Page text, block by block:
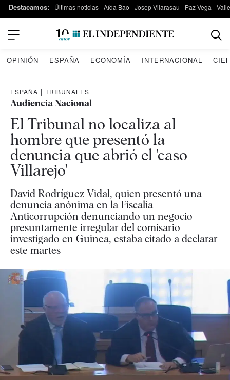
Destacamos: Últimas noticias Aída Bao Josep Vilarasau Paz Vega
OPINIÓN ESPAÑA ECONOMÍA INTERNACIONAL
ESPAÑA | TRIBUNALES
Audiencia Nacional
El Tribunal no localiza al
hombre que presentó la
denuncia que abrió el 'caso
Villarejo'
David Rodríguez Vidal, quien presentó una
denuncia anónima en la Fiscalía
Anticorrupción denunciando un negocio
presuntamente irregular del comisario
investigado en Guinea, estaba citado a declarar
este martes